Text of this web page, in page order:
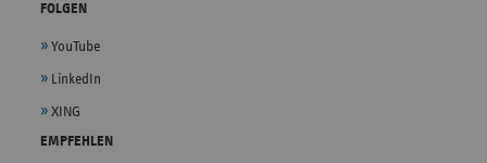
FOLGEN
YouTube
LinkedIn
XING
EMPFEHLEN